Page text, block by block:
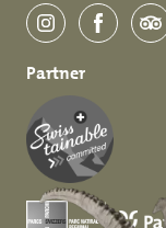
instagram
Partner